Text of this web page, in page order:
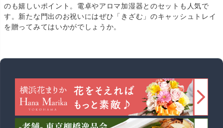
のも嬉しいポイント。電卓やアロマ加湿器とのセットも人気で
す。新たな門出のお祝いにはぜひ「きざむ」のキャッシュトレイ
を贈ってみてはいかがでしょうか。